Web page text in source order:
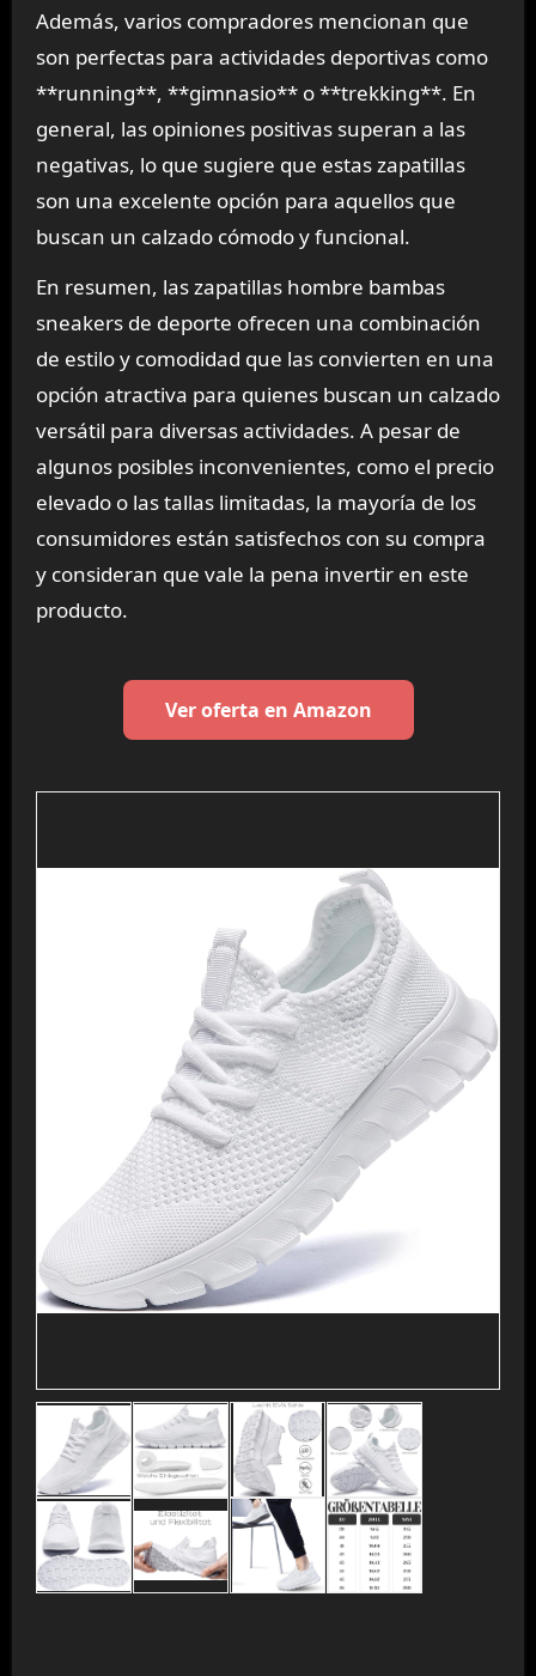
Además, varios compradores mencionan que
son perfectas para actividades deportivas como
**running**, **gimnasio** o **trekking**. En
general, las opiniones positivas superan a las
negativas, lo que sugiere que estas zapatillas
son una excelente opción para aquellos que
buscan un calzado cómodo y funcional.
En resumen, las zapatillas hombre bambas
sneakers de deporte ofrecen una combinación
de estilo y comodidad que las convierten en una
opción atractiva para quienes buscan un calzado
versátil para diversas actividades. A pesar de
algunos posibles inconvenientes, como el precio
elevado o las tallas limitadas, la mayoría de los
consumidores están satisfechos con su compra
y consideran que vale la pena invertir en este
producto.
Ver oferta en Amazon